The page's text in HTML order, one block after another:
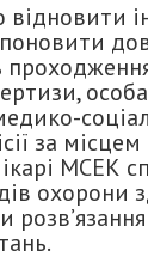
за місцем
МСЕК
охорони
розв’язання